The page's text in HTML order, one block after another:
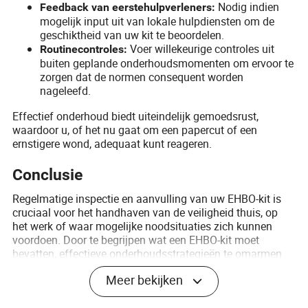
Feedback van eerstehulpverleners: Nodig indien
mogelijk input uit van lokale hulpdiensten om de
geschiktheid van uw kit te beoordelen.
Routinecontroles: Voer willekeurige controles uit
buiten geplande onderhoudsmomenten om ervoor te
zorgen dat de normen consequent worden
nageleefd.
Effectief onderhoud biedt uiteindelijk gemoedsrust,
waardoor u, of het nu gaat om een papercut of een
ernstigere wond, adequaat kunt reageren.
Conclusie
Regelmatige inspectie en aanvulling van uw EHBO-kit is
cruciaal voor het handhaven van de veiligheid thuis, op
het werk of waar mogelijke noodsituaties zich kunnen
voordoen. Door te begrijpen wat een EHBO-kit moet
bevatten, effectieve onderhoudsstrategieën te omarmen
en hun efficiëntie te evalueren, kunt u er zeker van zijn dat
u goed voorbereid bent. Houd uw kit toegankelijk,
controles frequent en componenten up-to-date om ervoor
Meer bekijken